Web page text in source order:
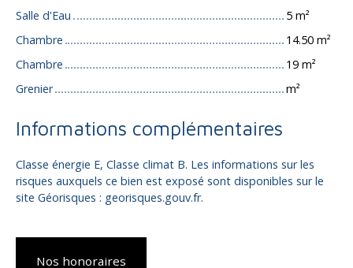
Salle d'Eau
5 m²
Chambre
14.50 m²
Chambre
19 m²
Grenier
m²
Informations complémentaires
Classe énergie E, Classe climat B. Les informations sur les
risques auxquels ce bien est exposé sont disponibles sur le
site Géorisques : georisques.gouv.fr.
Nos honoraires